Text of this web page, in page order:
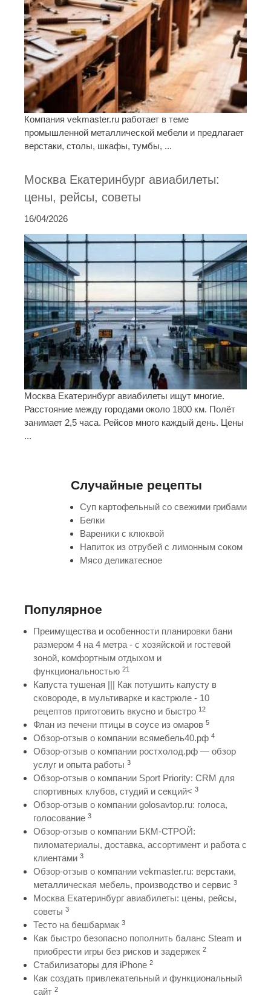
Компания vekmaster.ru работает в теме
промышленной металлической мебели и предлагает
верстаки, столы, шкафы, тумбы, ...
Москва Екатеринбург авиабилеты:
цены, рейсы, советы
16/04/2026
Москва Екатеринбург авиабилеты ищут многие.
Расстояние между городами около 1800 км. Полёт
занимает 2,5 часа. Рейсов много каждый день. Цены
...
Случайные рецепты
Суп картофельный со свежими грибами
Белки
Вареники с клюквой
Напиток из отрубей с лимонным соком
Мясо деликатесное
Популярное
Преимущества и особенности планировки бани
размером 4 на 4 метра - с хозяйской и гостевой
зоной, комфортным отдыхом и
функциональностью 21
Капуста тушеная ||| Как потушить капусту в
сковороде, в мультиварке и кастрюле - 10
рецептов приготовить вкусно и быстро 12
Флан из печени птицы в соусе из омаров 5
Обзор-отзыв о компании всямебель40.рф 4
Обзор-отзыв о компании ростхолод.рф — обзор
услуг и опыта работы 3
Обзор-отзыв о компании Sport Priority: CRM для
спортивных клубов, студий и секций< 3
Обзор-отзыв о компании golosavtop.ru: голоса,
голосование 3
Обзор-отзыв о компании БКМ-СТРОЙ:
пиломатериалы, доставка, ассортимент и работа с
клиентами 3
Обзор-отзыв о компании vekmaster.ru: верстаки,
металлическая мебель, производство и сервис 3
Москва Екатеринбург авиабилеты: цены, рейсы,
советы 3
Тесто на бешбармак 3
Как быстро безопасно пополнить баланс Steam и
приобрести игры без рисков и задержек 2
Стабилизаторы для iPhone 2
Как создать привлекательный и функциональный
сайт 2